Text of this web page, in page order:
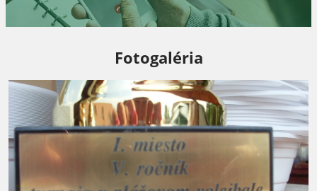
Fotogaléria